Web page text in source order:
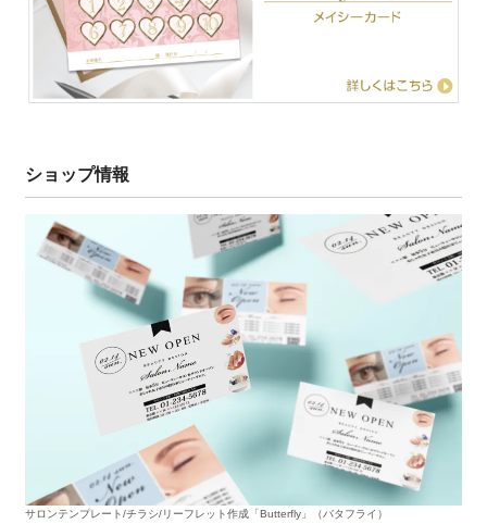
ショップ情報
サロンテンプレート/チラシ/リーフレット作成「Butterfly」（バタフライ）